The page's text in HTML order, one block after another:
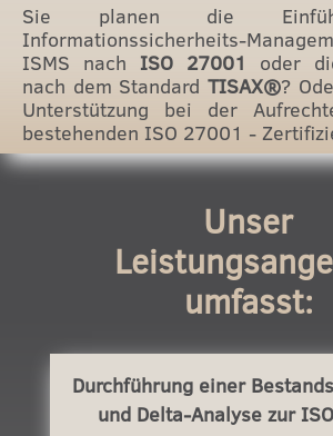
Sie planen die
Informationssicherheits-
ISMS nach ISO 27001 oder
nach dem Standard TISAX®?
Unterstützung bei der
bestehenden ISO 27001 -
Unser
umfasst:
Durchführung einer
und Delta-Analyse zur